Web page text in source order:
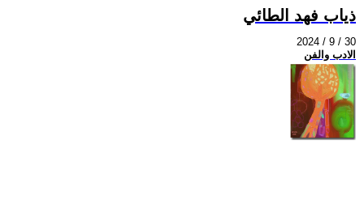
ذياب فهد الطائي
2024 / 9 / 30
الادب والفن